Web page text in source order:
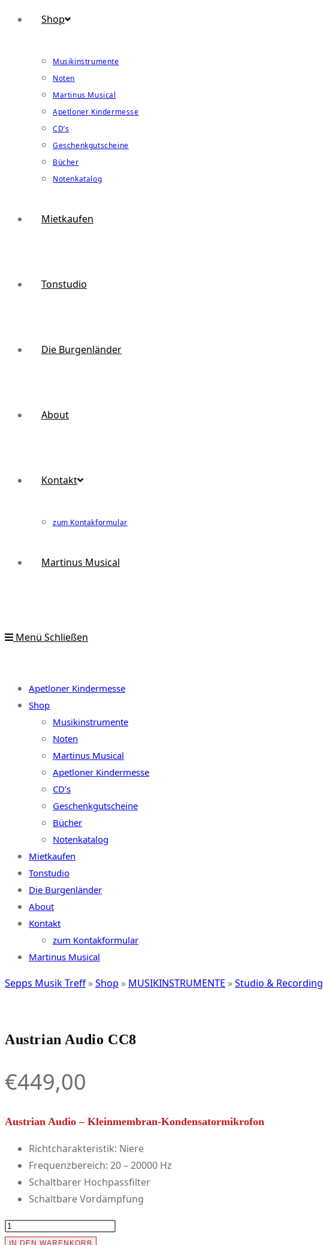
Shop
Musikinstrumente
Noten
Martinus Musical
Apetloner Kindermesse
CD’s
Geschenkgutscheine
Bücher
Notenkatalog
Mietkaufen
Tonstudio
Die Burgenländer
About
Kontakt
zum Kontakformular
Martinus Musical
Menü Schließen
Apetloner Kindermesse
Shop
Musikinstrumente
Noten
Martinus Musical
Apetloner Kindermesse
CD’s
Geschenkgutscheine
Bücher
Notenkatalog
Mietkaufen
Tonstudio
Die Burgenländer
About
Kontakt
zum Kontakformular
Martinus Musical
Sepps Musik Treff»Shop » MUSIKINSTRUMENTE »Studio & Recording
Austrian Audio CC8
€449,00
Austrian Audio – Kleinmembran-Kondensatormikrofon
Richtcharakteristik: Niere
Frequenzbereich: 20 – 20000 Hz
Schaltbarer Hochpassfilter
Schaltbare Vordämpfung
Austrian
Audio
IN DEN WARENKORB